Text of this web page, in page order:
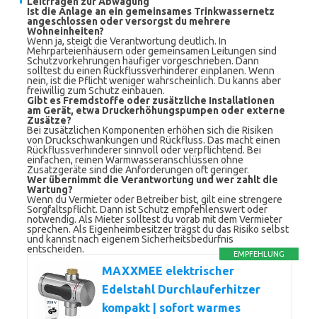
Ist die Anlage an ein gemeinsames Trinkwassernetz
angeschlossen oder versorgst du mehrere
Wohneinheiten?
Wenn ja, steigt die Verantwortung deutlich. In
Mehrparteienhäusern oder gemeinsamen Leitungen sind
Schutzvorkehrungen häufiger vorgeschrieben. Dann
solltest du einen Rückflussverhinderer einplanen. Wenn
nein, ist die Pflicht weniger wahrscheinlich. Du kanns aber
freiwillig zum Schutz einbauen.
Gibt es Fremdstoffe oder zusätzliche Installationen
am Gerät, etwa Druckerhöhungspumpen oder externe
Zusätze?
Bei zusätzlichen Komponenten erhöhen sich die Risiken
von Druckschwankungen und Rückfluss. Das macht einen
Rückflussverhinderer sinnvoll oder verpflichtend. Bei
einfachen, reinen Warmwasseranschlüssen ohne
Zusatzgeräte sind die Anforderungen oft geringer.
Wer übernimmt die Verantwortung und wer zahlt die
Wartung?
Wenn du Vermieter oder Betreiber bist, gilt eine strengere
Sorgfaltspflicht. Dann ist Schutz empfehlenswert oder
notwendig. Als Mieter solltest du vorab mit dem Vermieter
sprechen. Als Eigenheimbesitzer trägst du das Risiko selbst
und kannst nach eigenem Sicherheitsbedürfnis
entscheiden.
EMPFEHLUNG
MAXXMEE elektrischer
Edelstahl Durchlauferhitzer
kompakt | sofort warmes